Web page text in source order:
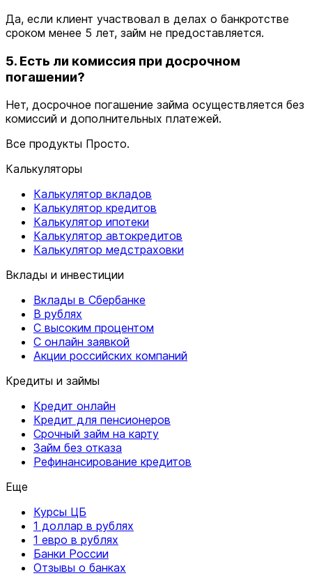
Да, если клиент участвовал в делах о банкротстве
сроком менее 5 лет, займ не предоставляется.
5. Есть ли комиссия при досрочном
погашении?
Нет, досрочное погашение займа осуществляется без
комиссий и дополнительных платежей.
Все продукты Просто.
Калькуляторы
Калькулятор вкладов
Калькулятор кредитов
Калькулятор ипотеки
Калькулятор автокредитов
Калькулятор медстраховки
Вклады и инвестиции
Вклады в Сбербанке
В рублях
С высоким процентом
С онлайн заявкой
Акции российских компаний
Кредиты и займы
Кредит онлайн
Кредит для пенсионеров
Срочный займ на карту
Займ без отказа
Рефинансирование кредитов
Еще
Курсы ЦБ
1 доллар в рублях
1 евро в рублях
Банки России
Отзывы о банках